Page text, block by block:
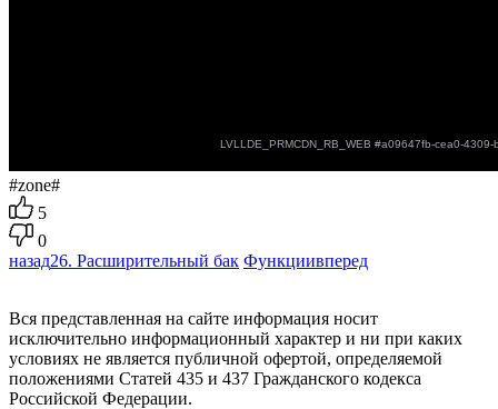
#zone#
5
0
назад26. Расширительный бак Функциивперед
Вся представленная на сайте информация носит
исключительно информационный характер и ни при каких
условиях не является публичной офертой, определяемой
положениями Статей 435 и 437 Гражданского кодекса
Российской Федерации.